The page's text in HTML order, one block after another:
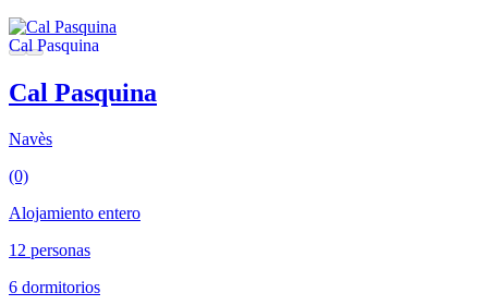
Cal Pasquina
Navès
(0)
Alojamiento entero
12 personas
6 dormitorios